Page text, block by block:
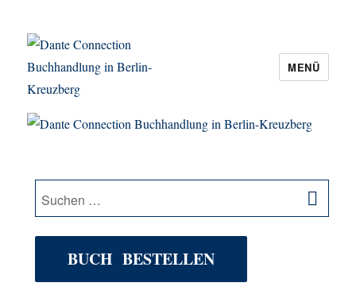
Dante Connection Buchhandlung in
MENÜ
Suche
nach:
BUCH BESTELLEN